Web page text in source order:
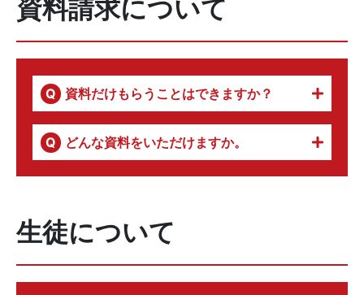
資料請求について
資料だけもらうことはできますか？
どんな資料をいただけますか。
生徒について